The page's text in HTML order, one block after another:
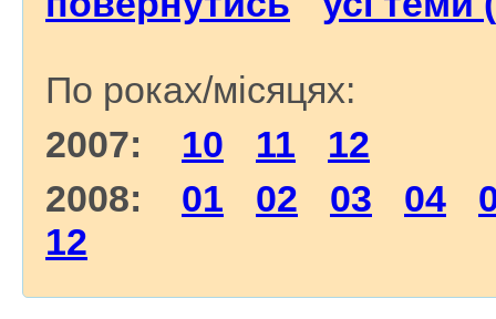
По роках/місяцях:
2007: 10 11
12
2008: 01 02 03 04
12